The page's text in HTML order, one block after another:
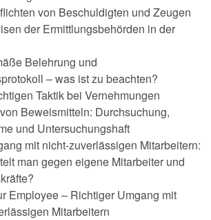
von Beschuldigten und Zeugen
der Ermittlungsbehörden in der
Belehrung und
– was ist zu beachten?
Taktik bei Vernehmungen
Beweismitteln: Durchsuchung,
und Untersuchungshaft
mit nicht-zuverlässigen Mitarbeitern:
man gegen eigene Mitarbeiter und
Employee – Richtiger Umgang mit
Mitarbeitern